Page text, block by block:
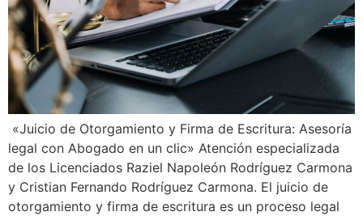
«Juicio de Otorgamiento y Firma de Escritura: Asesoría
legal con Abogado en un clic» Atención especializada
de los Licenciados Raziel Napoleón Rodríguez Carmona
y Cristian Fernando Rodríguez Carmona. El juicio de
otorgamiento y firma de escritura es un proceso legal